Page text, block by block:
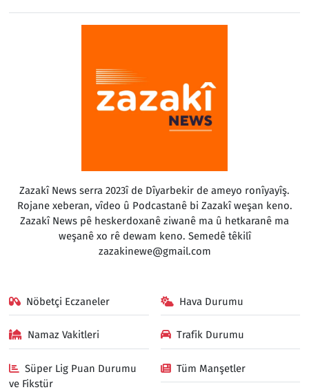
Zazakî News serra 2023î de Dîyarbekir de ameyo ronîyayîş.
Rojane xeberan, vîdeo û Podcastanê bi Zazakî weşan keno.
Zazakî News pê heskerdoxanê ziwanê ma û hetkaranê ma
weşanê xo rê dewam keno. Semedê têkilî
zazakinewe@gmail.com
Nöbetçi Eczaneler Hava Durumu
Namaz Vakitleri Trafik Durumu
Süper Lig Puan Durumu
ve Fikstür
Tüm Manşetler